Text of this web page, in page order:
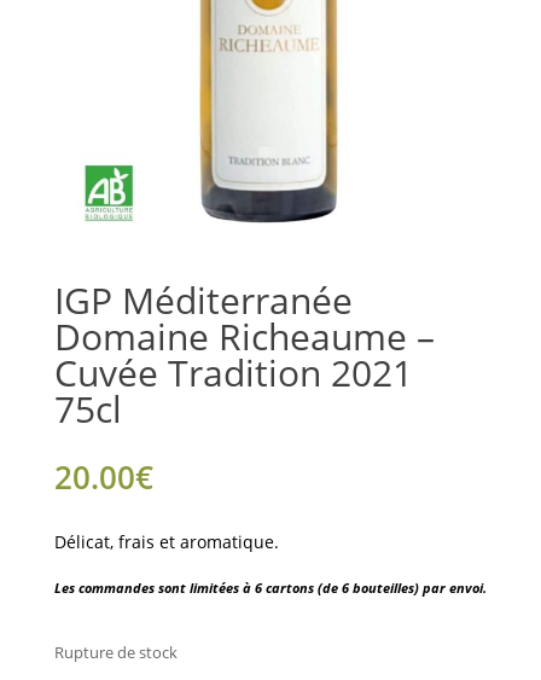
IGP Méditerranée
Domaine Richeaume –
Cuvée Tradition 2021
75cl
20.00€
Délicat, frais et aromatique.
Les commandes sont limitées à 6 cartons (de 6 bouteilles) par envoi.
Rupture de stock